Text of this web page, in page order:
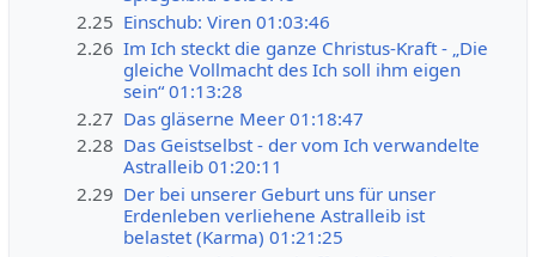
2.25 Einschub: Viren 01:03:46
2.26 Im Ich steckt die ganze Christus-Kraft - „Die
gleiche Vollmacht des Ich soll ihm eigen
sein“ 01:13:28
2.27 Das gläserne Meer 01:18:47
2.28 Das Geistselbst - der vom Ich verwandelte
Astralleib 01:20:11
2.29 Der bei unserer Geburt uns für unser
Erdenleben verliehene Astralleib ist
belastet (Karma) 01:21:25